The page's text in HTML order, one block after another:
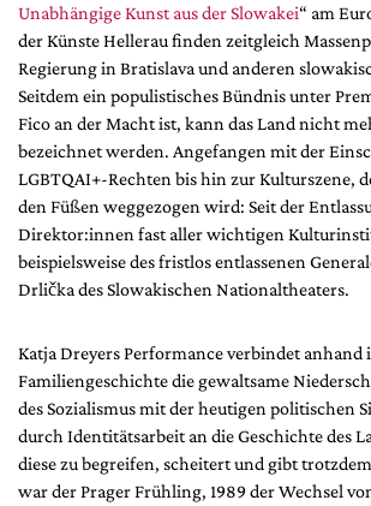
Unabhängige Kunst aus der Slowakei“ am
der Künste Hellerau finden zeitgleich
Regierung in Bratislava und anderen
Seitdem ein populistisches Bündnis unter
Fico an der Macht ist, kann das Land nicht
bezeichnet werden. Angefangen mit der
LGBTQAI+-Rechten bis hin zur Kulturszene,
den Füßen weggezogen wird: Seit der
Direktor:innen fast aller wichtigen
beispielsweise des fristlos entlassenen
Drlička des Slowakischen Nationaltheaters.
Katja Dreyers Performance verbindet anhand
Familiengeschichte die gewaltsame
des Sozialismus mit der heutigen politischen
durch Identitätsarbeit an die Geschichte des
diese zu begreifen, scheitert und gibt
war der Prager Frühling, 1989 der Wechsel